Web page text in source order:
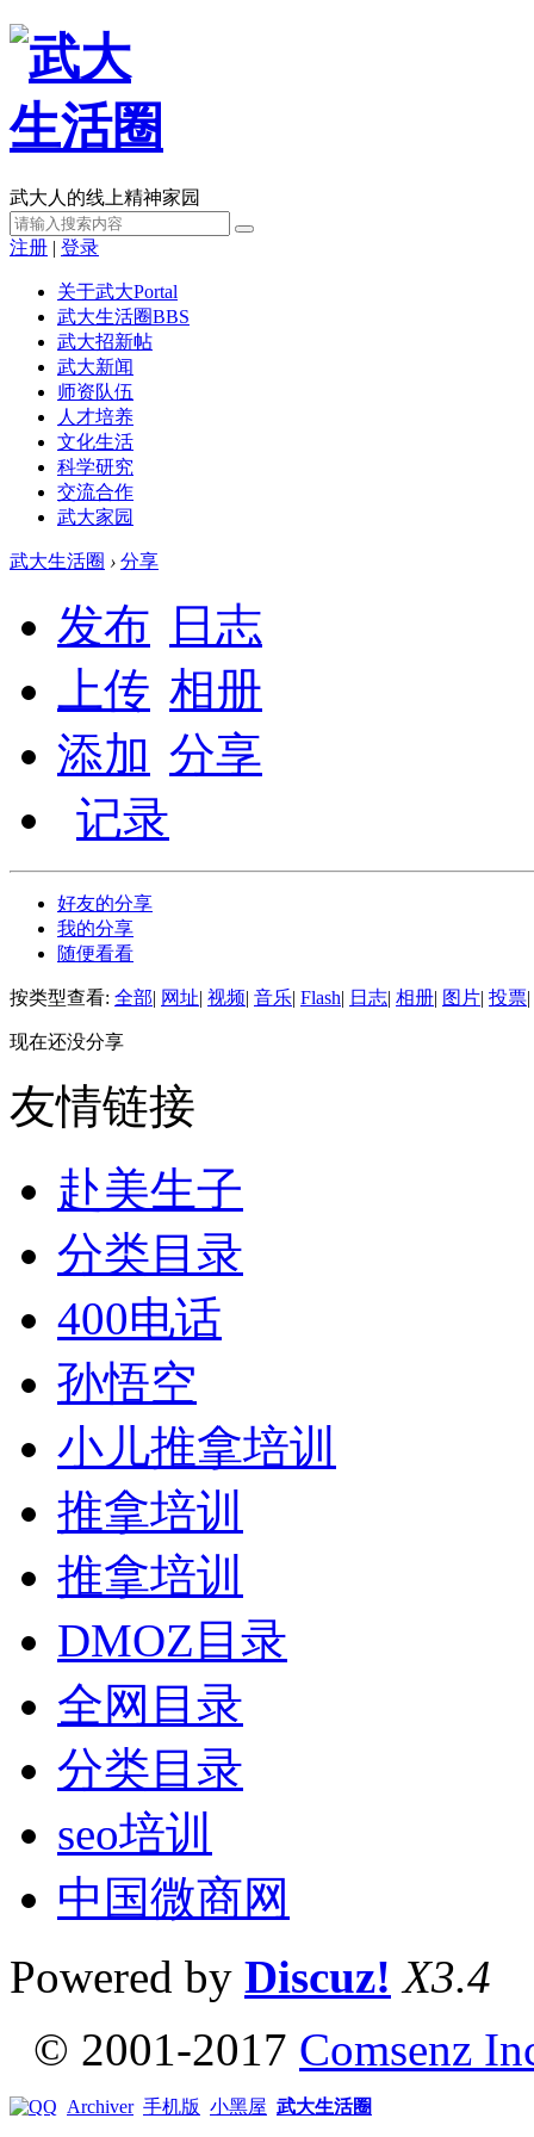
武大人的线上精神家园
注册 | 登录
关于武大Portal
武大生活圈BBS
武大招新帖
武大新闻
师资队伍
人才培养
文化生活
科学研究
交流合作
武大家园
武大生活圈 › 分享
发布
日志
上传 相册
添加 分享
记录
好友的分享
我的分享
随便看看
按类型查看: 全部| 网址| 视频| 音乐| Flash| 日志| 相册| 图片| 投票|
现在还没分享
友情链接
赴美生子
分类目录
400电话
孙悟空
小儿推拿培训
推拿培训
推拿培训
DMOZ目录
全网目录
分类目录
seo培训
中国微商网
Powered by Discuz! X3.4
© 2001-2017 Comsenz
Archiver 手机版 小黑屋 武大生活圈